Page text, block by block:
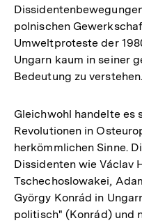
polnischen
Umweltproteste der
Ungarn kaum in seiner
Bedeutung zu verstehen.
Gleichwohl handelte es
Revolutionen in
herkömmlichen Sinne.
Dissidenten wie Václav
Tschechoslowakei,
György Konrád in
politisch" (Konrád) und